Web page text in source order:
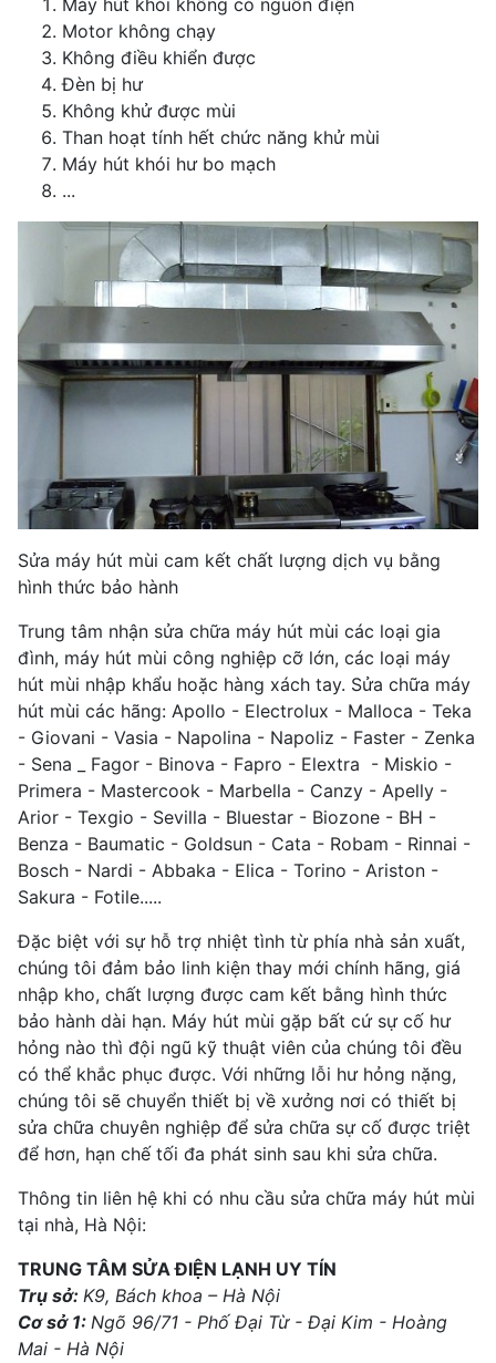
Motor không chạy
Không điều khiển được
Đèn bị hư
Không khử được mùi
Than hoạt tính hết chức năng khử mùi
Máy hút khói hư bo mạch
...
Sửa máy hút mùi cam kết chất lượng dịch vụ bằng
hình thức bảo hành
Trung tâm nhận sửa chữa máy hút mùi các loại gia
đình, máy hút mùi công nghiệp cỡ lớn, các loại máy
hút mùi nhập khẩu hoặc hàng xách tay. Sửa chữa máy
hút mùi các hãng: Apollo - Electrolux - Malloca - Teka
- Giovani - Vasia - Napolina - Napoliz - Faster - Zenka
- Sena _ Fagor - Binova - Fapro - Elextra - Miskio -
Primera - Mastercook - Marbella - Canzy - Apelly -
Arior - Texgio - Sevilla - Bluestar - Biozone - BH -
Benza - Baumatic - Goldsun - Cata - Robam - Rinnai -
Bosch - Nardi - Abbaka - Elica - Torino - Ariston -
Sakura - Fotile.....
Đặc biệt với sự hỗ trợ nhiệt tình từ phía nhà sản xuất,
chúng tôi đảm bảo linh kiện thay mới chính hãng, giá
nhập kho, chất lượng được cam kết bằng hình thức
bảo hành dài hạn. Máy hút mùi gặp bất cứ sự cố hư
hỏng nào thì đội ngũ kỹ thuật viên của chúng tôi đều
có thể khắc phục được. Với những lỗi hư hỏng nặng,
chúng tôi sẽ chuyển thiết bị về xưởng nơi có thiết bị
sửa chữa chuyên nghiệp để sửa chữa sự cố được triệt
để hơn, hạn chế tối đa phát sinh sau khi sửa chữa.
Thông tin liên hệ khi có nhu cầu sửa chữa máy hút mùi
tại nhà, Hà Nội:
TRUNG TÂM SỬA ĐIỆN LẠNH UY TÍN
Trụ sở: K9, Bách khoa – Hà Nội
Cơ sở 1: Ngõ 96/71 - Phố Đại Từ - Đại Kim - Hoàng
Mai - Hà Nội